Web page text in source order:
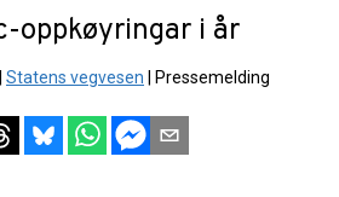
oppkøyringar i år
Statens vegvesen Pressemelding